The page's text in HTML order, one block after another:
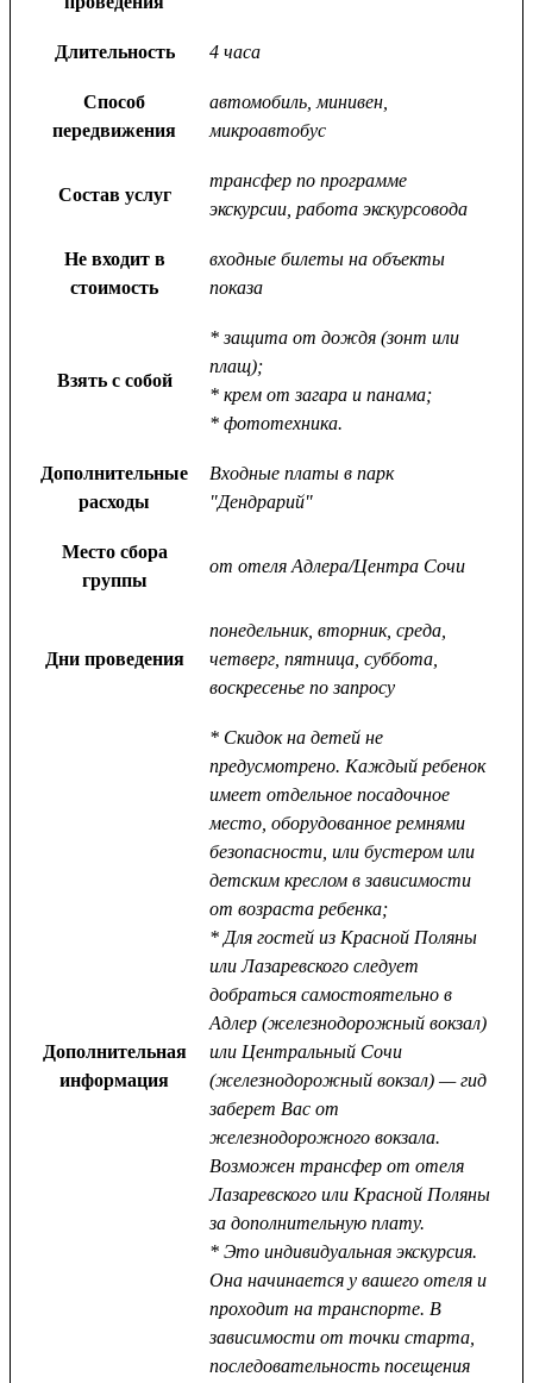
Длительность 4 часа
Способ
передвижения
автомобиль, минивен,
микроавтобус
Состав услуг
трансфер по программе
экскурсии, работа экскурсовода
Не входит в
стоимость
входные билеты на объекты
показа
Взять с собой
* защита от дождя (зонт или
плащ);
* крем от загара и панама;
* фототехника.
Дополнительные
расходы
Входные платы в парк
"Дендрарий"
Место сбора
группы
от отеля Адлера/Центра Сочи
Дни проведения
понедельник, вторник, среда,
четверг, пятница, суббота,
воскресенье по запросу
Дополнительная
информация
* Скидок на детей не
предусмотрено. Каждый ребенок
имеет отдельное посадочное
место, оборудованное ремнями
безопасности, или бустером или
детским креслом в зависимости
от возраста ребенка;
* Для гостей из Красной Поляны
или Лазаревского следует
добраться самостоятельно в
Адлер (железнодорожный вокзал)
или Центральный Сочи
(железнодорожный вокзал) — гид
заберет Вас от
железнодорожного вокзала.
Возможен трансфер от отеля
Лазаревского или Красной Поляны
за дополнительную плату.
* Это индивидуальная экскурсия.
Она начинается у вашего отеля и
проходит на транспорте. В
зависимости от точки старта,
последовательность посещения